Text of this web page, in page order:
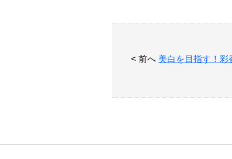
< 前へ 美白を目指す！彩